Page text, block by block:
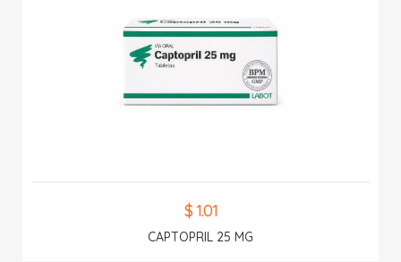
$ 1.01
CAPTOPRIL 25 MG